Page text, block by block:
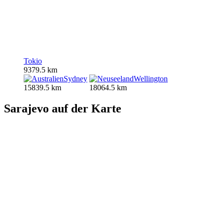
Tokio
9379.5 km
Sydney
15839.5 km
Wellington
18064.5 km
Sarajevo auf der Karte